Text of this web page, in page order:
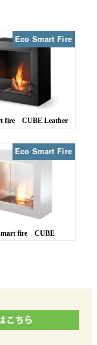
Eco Smart Fire
fire CUBE Leather
Eco Smart Fire
fire CUBE